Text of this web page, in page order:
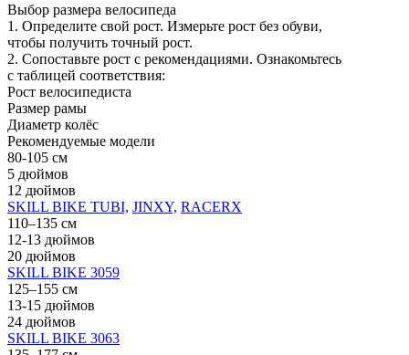
Выбор размера велосипеда
1. Определите свой рост. Измерьте рост без обуви,
чтобы получить точный рост.
2. Сопоставьте рост с рекомендациями. Ознакомьтесь
с таблицей соответствия:
Рост велосипедиста
Размер рамы
Диаметр колёс
Рекомендуемые модели
80-105 см
5 дюймов
12 дюймов
SKILL BIKE TUBI, JINXY, RACERX
110–135 см
12-13 дюймов
20 дюймов
SKILL BIKE 3059
125–155 см
13-15 дюймов
24 дюймов
SKILL BIKE 3063